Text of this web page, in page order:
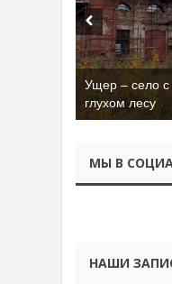
Ущер – село с
глухом лесу
МЫ В
НАШИ